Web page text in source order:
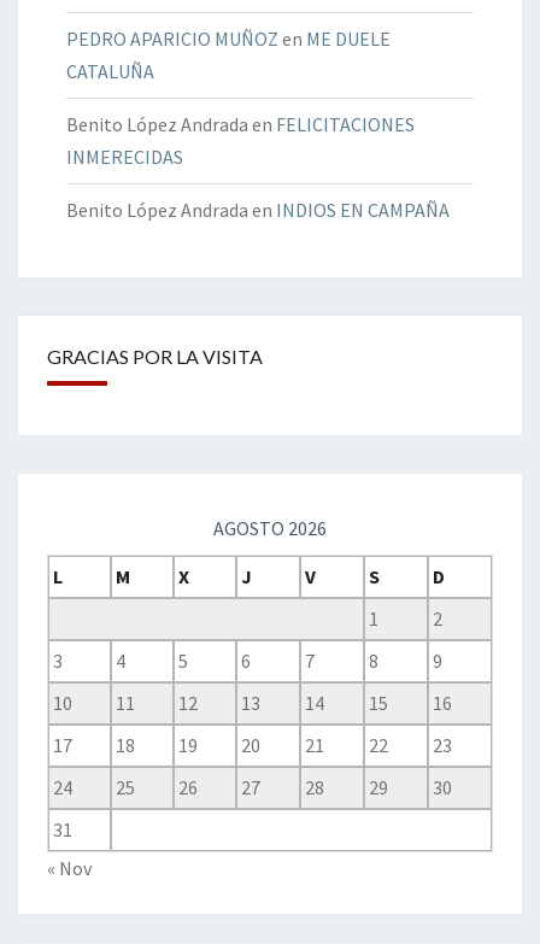
PEDRO APARICIO MUÑOZ en ME DUELE
CATALUÑA
Benito López Andrada en FELICITACIONES
INMERECIDAS
Benito López Andrada en INDIOS EN CAMPAÑA
GRACIAS POR LA VISITA
AGOSTO 2026
L
M X J V S
D
1
2
3
4 5 6 7 8
9
10
11 12 13 14 15
16
17
18 19 20 21 22
23
24
25 26 27 28 29
30
31
« Nov